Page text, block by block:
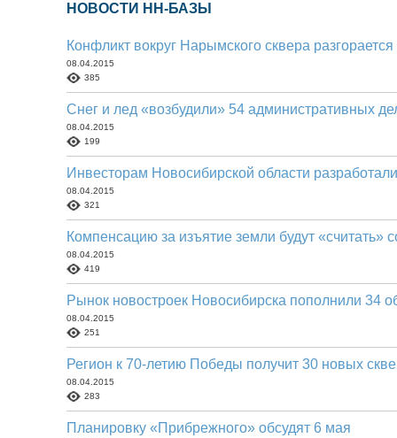
НОВОСТИ НН-БАЗЫ
Конфликт вокруг Нарымского сквера
08.04.2015
385
Снег и лед «возбудили» 54 административных
08.04.2015
199
Инвесторам Новосибирской области
08.04.2015
321
Компенсацию за изъятие земли будут «считать»
08.04.2015
419
Рынок новостроек Новосибирска пополнили 34
08.04.2015
251
Регион к 70-летию Победы получит 30 новых
08.04.2015
283
Планировку «Прибрежного» обсудят 6 мая